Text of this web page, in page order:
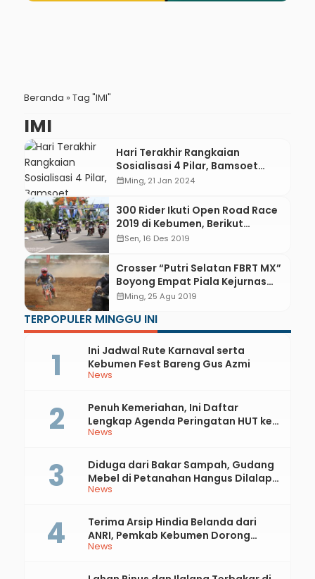
Beranda » Tag "IMI"
IMI
Hari Terakhir Rangkaian
Sosialisasi 4 Pilar, Bamsoet
Undang Komunitas Otomotif
calendar_monthMing, 21 Jan 2024
300 Rider Ikuti Open Road Race
2019 di Kebumen, Berikut
Hasilnya
calendar_monthSen, 16 Des 2019
Crosser “Putri Selatan FBRT MX”
Boyong Empat Piala Kejurnas
Motocross di Kebumen
calendar_monthMing, 25 Agu 2019
TERPOPULER MINGGU INI
News
Ini Jadwal Rute Karnaval serta
Kebumen Fest Bareng Gus Azmi
News
Penuh Kemeriahan, Ini Daftar
Lengkap Agenda Peringatan HUT ke-
81 RI dan Hari Jadi ke-397 Kabupaten
News
Diduga dari Bakar Sampah, Gudang
Mebel di Petanahan Hangus Dilalap
Api
News
Terima Arsip Hindia Belanda dari
ANRI, Pemkab Kebumen Dorong
Integrasi Sejarah, Geopark, dan